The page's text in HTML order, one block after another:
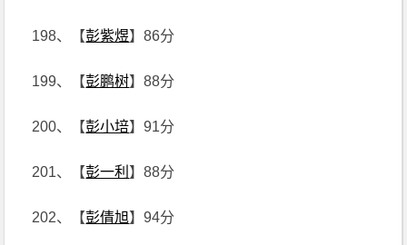
198、【彭紫煜】86分
199、【彭鹏树】88分
200、【彭小培】91分
201、【彭一利 】88分
202、【彭倩旭】94分